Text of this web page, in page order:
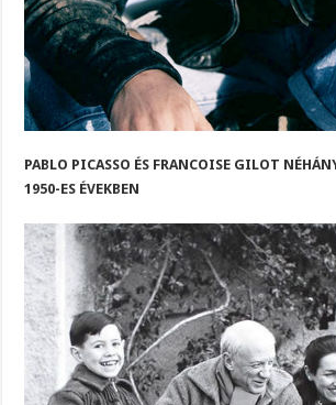
PABLO PICASSO ÉS FRANCOISE GILOT
1950-ES ÉVEKBEN